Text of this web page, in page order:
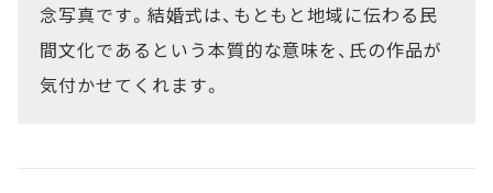
念写真です。結婚式は、もともと地域に伝わる民
間文化であるという本質的な意味を、氏の作品が
気付かせてくれます。